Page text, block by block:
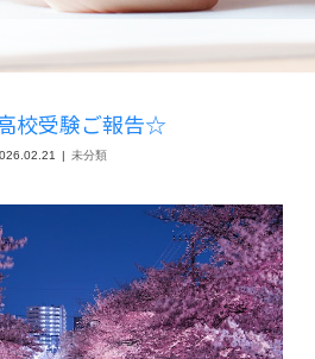
校受験ご報告☆
未分類